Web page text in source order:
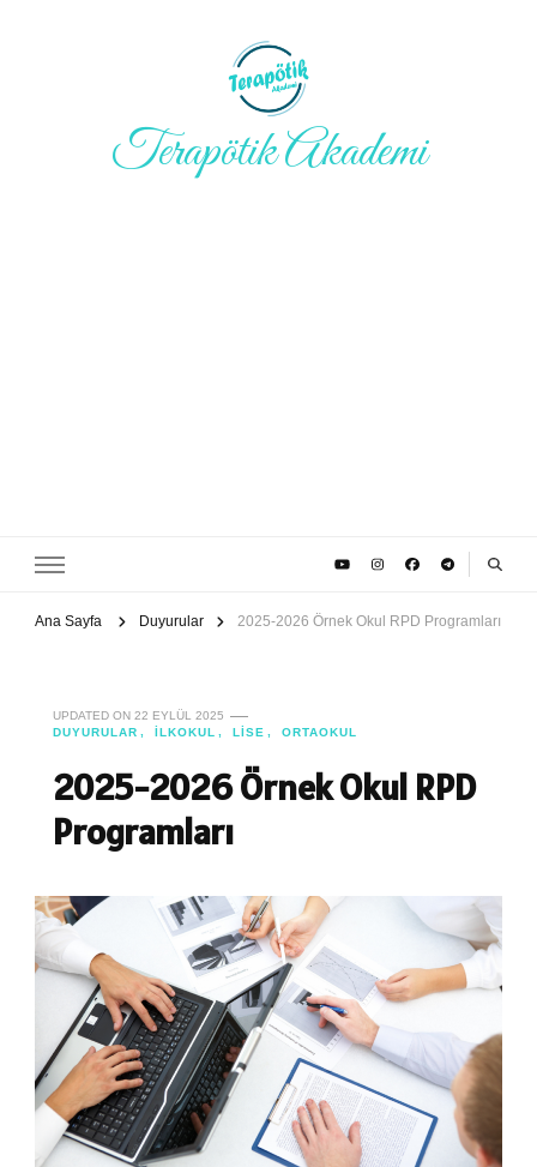
Terapötik Akademi
Ana Sayfa Duyurular 2025-2026 Örnek Okul RPD Programları
UPDATED ON 22 EYLÜL 2025
DUYURULAR
İLKOKUL LISE ORTAOKUL
2025-2026 Örnek Okul RPD
Programları